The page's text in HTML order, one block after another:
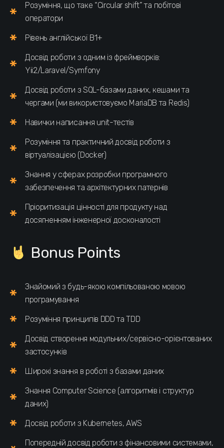
Розуміння, що таке “Circular shift” та побітові
оператори
Рівень англійської B1+
Досвід роботи з одним із фреймворків:
Yii2/Laravel/Symfony
Досвід роботи з SQL-базами даних, кешами та
чергами (ми використовуємо MariaDB та Redis)
Навички написання unit-тестів
Розуміння та практичний досвід роботи з
віртуалізацією (Docker)
Знання у сферах розробки програмного
забезпечення та архітектурних патернів
Пріоритизація цінності для продукту над
досягненням інженерної досконалості
Bonus Points
Знайомий з будь-якою компільованою мовою
програмування
Розуміння принципів DDD та TDD
Досвід створення модульних/сервісно-орієнтованих
застосунків
Широкі знання в роботі з базами даних
Знання Computer Science (алгоритмів і структур
даних)
Досвід роботи з Kubernetes, AWS
Попередній досвід роботи з фінансовими системами,